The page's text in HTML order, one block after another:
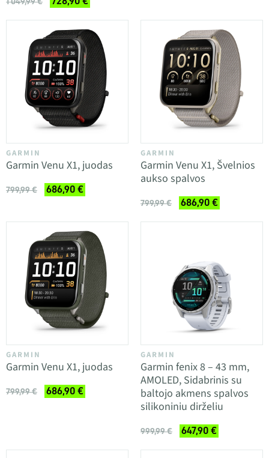
GARMIN
Garmin Venu X1, juodas
799,99 € 686,90 €
GARMIN
Garmin Venu X1, Švelnios
aukso spalvos
799,99 € 686,90 €
GARMIN
Garmin Venu X1, juodas
799,99 € 686,90 €
GARMIN
Garmin fenix 8 – 43 mm,
AMOLED, Sidabrinis su
baltojo akmens spalvos
silikoniniu dirželiu
999,99 € 647,90 €